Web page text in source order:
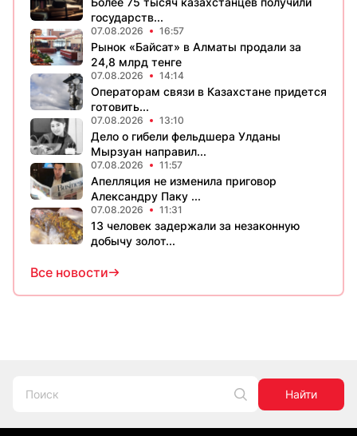
государств...
07.08.2026 16:57
Рынок «Байсат» в Алматы продали за
24,8 млрд тенге
07.08.2026 14:14
Операторам связи в Казахстане придется
готовить...
07.08.2026 13:10
Дело о гибели фельдшера Улданы
Мырзуан направил...
07.08.2026 11:57
Апелляция не изменила приговор
Александру Паку ...
07.08.2026 11:31
13 человек задержали за незаконную
добычу золот...
Все новости
Найти